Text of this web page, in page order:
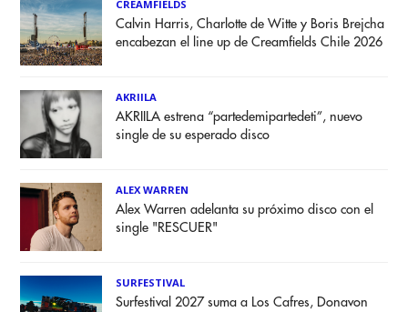
CREAMFIELDS
Calvin Harris, Charlotte de Witte y Boris Brejcha
encabezan el line up de Creamfields Chile 2026
AKRIILA
AKRIILA estrena “partedemipartedeti”, nuevo
single de su esperado disco
ALEX WARREN
Alex Warren adelanta su próximo disco con el
single "RESCUER"
SURFESTIVAL
Surfestival 2027 suma a Los Cafres, Donavon